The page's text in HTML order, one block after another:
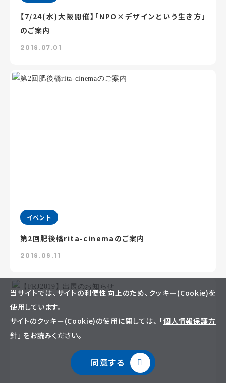
【7/24(水)大阪開催】「NPO×デザインという生き方」
のご案内
2019.07.01
イベント
第2回肥後橋rita-cinemaのご案内
2019.06.11
当サイトでは、サイトの利便性向上のため、クッキー(Cookie)を
使用しています。
サイトのクッキー(Cookie)の使用に関しては、 「個人情報保護方
針」 をお読みください。
同意する